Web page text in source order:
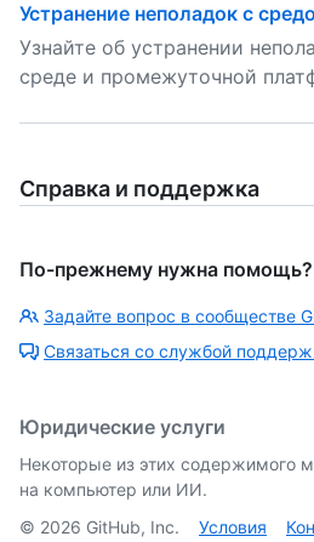
Устранение неполадок с
Узнайте об устранении
среде и промежуточной
Справка и поддержка
По-прежнему нужна помощь?
Задайте вопрос в сообществе
Связаться со службой
Юридические услуги
Некоторые из этих содержимого
на компьютер или ИИ.
© 2026 GitHub, Inc. Условия